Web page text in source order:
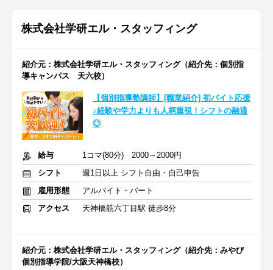
株式会社学研エル・スタッフィング
紹介元：株式会社学研エル・スタッフィング（紹介先：個別指
導キャンパス 天六校）
【個別指導塾講師】[職業紹介] 初バイト応援
♪経験や学力よりも人柄重視！シフトの融通
◎
給与
1コマ(80分) 2000～2000円
シフト
週1日以上 シフト自由・自己申告
雇用形態
アルバイト・パート
アクセス
天神橋筋六丁目駅 徒歩8分
紹介元：株式会社学研エル・スタッフィング（紹介先：みやび
個別指導学院/大阪天神橋校）